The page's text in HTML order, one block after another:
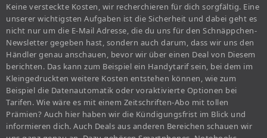
Keine versteckte Kosten, wir recherchieren für dich sorgfältig. Eine
unserer wichtigsten Aufgaben ist die Sicherheit und dabei geht es
nicht nur um die E-Mail Adresse, die du uns für den Schnäppchen-
Newsletter gegeben hast, sondern auch darum, dass wir uns den
Händler genau anschauen, bevor wir über einen Deal von Diesem
berichten. Das kann zum Beispiel ein Handytarif sein, bei dem im
Kleingedruckten weitere Kosten entstehen können, wie zum
Beispiel die Datenautomatik oder voraktivierte Optionen bei
Tarifen. Wie wäre es mit einem Zeitschriften-Abo mit tollen
Prämien? Auch hier haben wir die Kündigungsfrist im Blick und
informieren dich. Auch Deals aus anderen Bereichen schauen wir